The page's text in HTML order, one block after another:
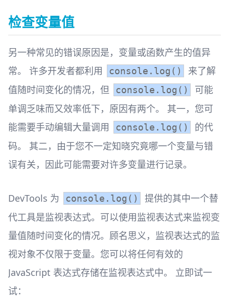
检查变量值
另一种常见的错误原因是，变量或函数产生的值异
常。 许多开发者都利用
console.log()
来了解
值随时间变化的情况，但
console.log()
可能
单调乏味而又效率低下，原因有两个。 其一，您可
能需要手动编辑大量调用
console.log()
的代
码。 其二，由于您不一定知晓究竟哪一个变量与错
误有关，因此可能需要对许多变量进行记录。
DevTools 为 console.log()
提供的其中一个替
代工具是监视表达式。可以使用监视表达式来监视变
量值随时间变化的情况。顾名思义，监视表达式的监
视对象不仅限于变量。您可以将任何有效的
JavaScript 表达式存储在监视表达式中。 立即试一
试：